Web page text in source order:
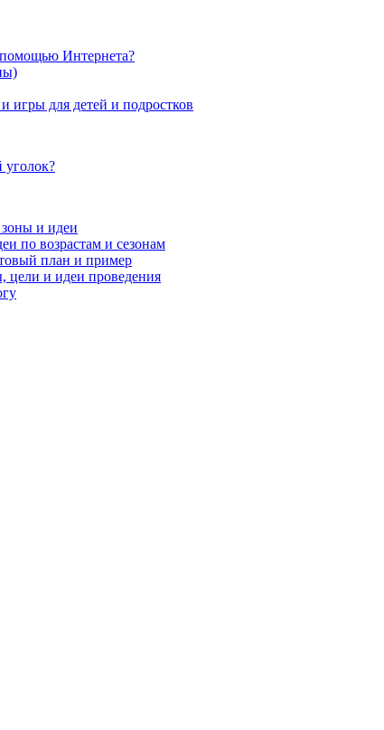
помощью Интернета?
игры для детей и подростков
уголок?
и идеи
по возрастам и сезонам
план и пример
цели и идеи проведения